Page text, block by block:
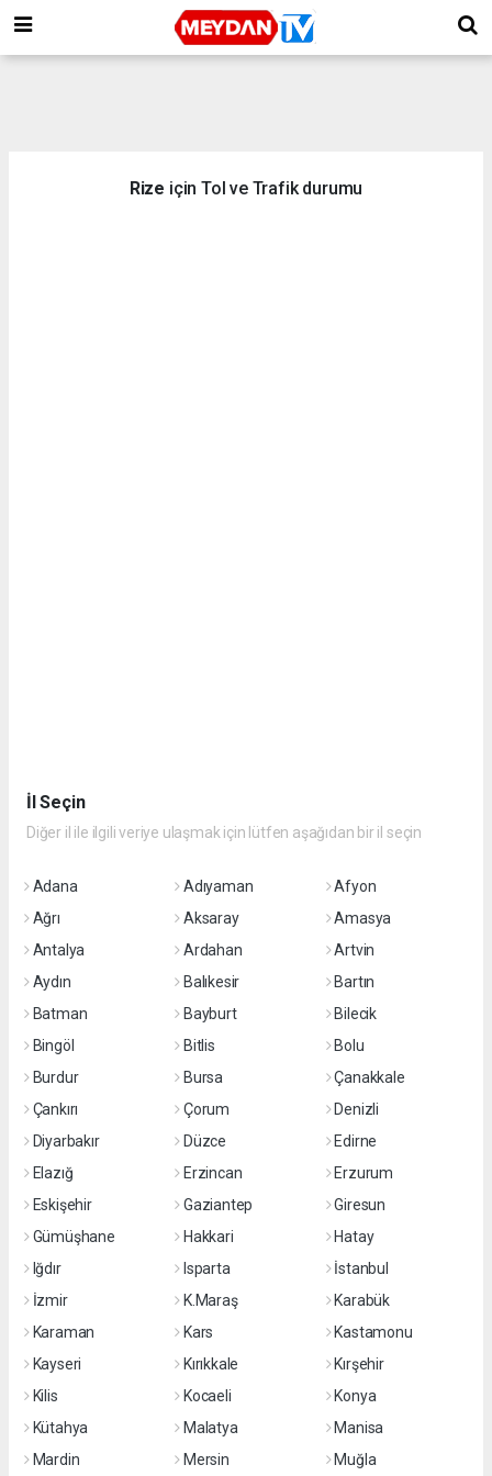
Rize için Tol ve Trafik durumu
İl Seçin
Diğer il ile ilgili veriye ulaşmak için lütfen aşağıdan bir il seçin
Adana Adıyaman
Afyon
Ağrı
Aksaray
Amasya
Antalya
Ardahan
Artvin
Aydın
Balıkesir
Bartın
Batman
Bayburt
Bilecik
Bingöl
Bitlis
Bolu
Burdur
Bursa
Çanakkale
Çankırı
Çorum
Denizli
Diyarbakır
Düzce
Edirne
Elazığ
Erzincan
Erzurum
Eskişehir
Gaziantep
Giresun
Gümüşhane
Hakkari
Hatay
Iğdır
Isparta
İstanbul
İzmir
K.Maraş
Karabük
Karaman
Kars
Kastamonu
Kayseri
Kırıkkale
Kırşehir
Kilis
Kocaeli
Konya
Kütahya
Malatya
Manisa
Mardin
Mersin Muğla